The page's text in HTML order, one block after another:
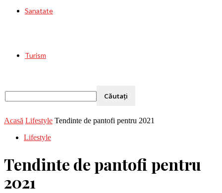
Sanatate
Turism
Acasă Lifestyle Tendinte de pantofi pentru 2021
Lifestyle
Tendinte de pantofi pentru
2021